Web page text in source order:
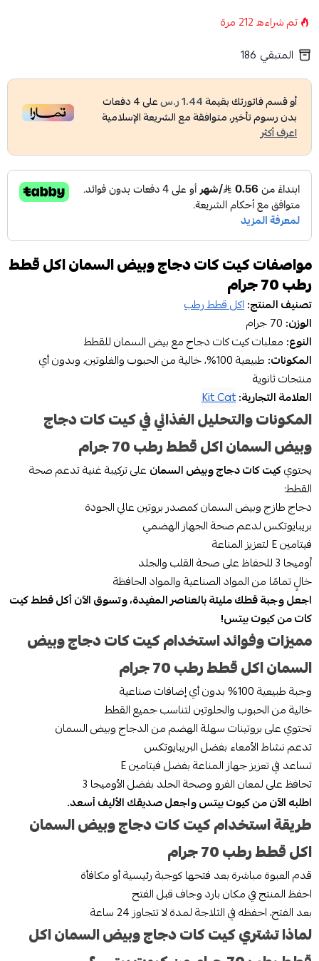
تم شراءه212 مرة
المتبقي 186
أو قسم فاتورتك بقيمة1.44 ر.س على4دفعات
بدون رسوم تأخير، متوافقة مع الشريعة الإسلامية
اعرف أكثر
مواصفات كيت كات دجاج وبيض السمان اكل قطط
رطب 70 جرام
تصنيف المنتج:اكل قطط رطب​
الوزن:
النوع: معلبات كيت كات دجاج مع بيض السمان للقطط
المكونات:
طبيعية 100%، خالية من الحبوب والغلوتين، وبدون أي
منتجات ثانوية
العلامة التجارية:Kit Cat
المكونات والتحليل الغذائي في كيت كات دجاج
وبيض السمان اكل قطط رطب 70 جرام
يحتويكيت كات دجاج وبيض السمان على تركيبة غنية تدعم صحة
القطط:
دجاج طازج وبيض السمان كمصدر بروتين عالي الجودة
بريبايوتكس لدعم صحة الجهاز الهضمي
فيتامين E لتعزيز المناعة
أوميجا 3 للحفاظ على صحة القلب والجلد
خالٍ تمامًا من المواد الصناعية والمواد الحافظة
اجعل وجبة قطك مليئة بالعناصر المفيدة، وتسوق الآن أكل قطط كيت
كات من كيوت بيتس!
مميزات وفوائد استخدام كيت كات دجاج وبيض
السمان اكل قطط رطب 70 جرام
وجبة طبيعية 100% بدون أي إضافات صناعية
خالية من الحبوب والجلوتين لتناسب جميع القطط
تحتوي على بروتينات سهلة الهضم من الدجاج وبيض السمان
تدعم نشاط الأمعاء بفضل البريبايوتكس
تساعد في تعزيز جهاز المناعة بفضل فيتامين E
تحافظ على لمعان الفرو وصحة الجلد بفضل الأوميجا 3
اطلبه الآن من كيوت بيتس واجعل صديقك الأليف أسعد.
طريقة استخدام كيت كات دجاج وبيض السمان
اكل قطط رطب 70 جرام
قدم العبوة مباشرة بعد فتحها كوجبة رئيسية أو مكافأة
احفظ المنتج في مكان بارد وجاف قبل الفتح
بعد الفتح، احفظه في الثلاجة لمدة لا تتجاوز 24 ساعة
لماذا تشتري كيت كات دجاج وبيض السمان اكل